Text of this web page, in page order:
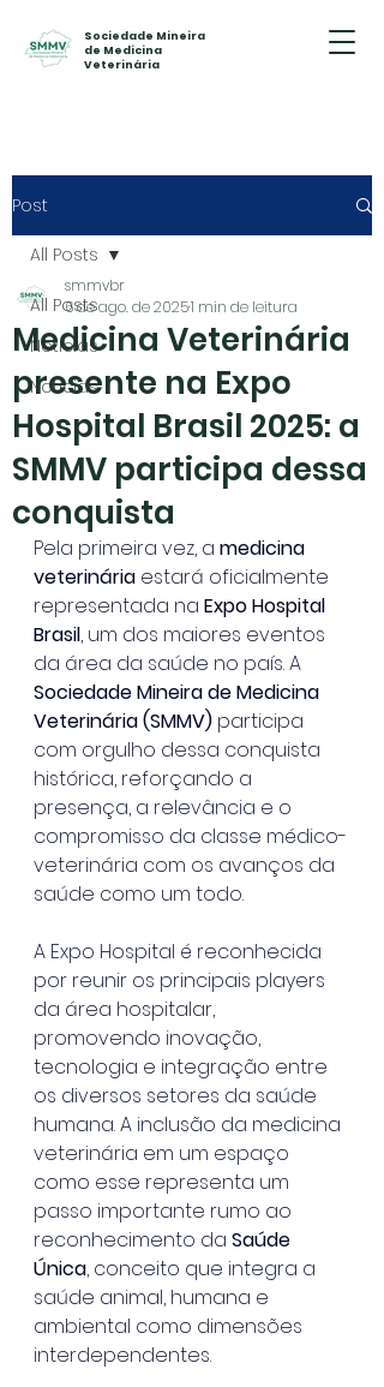
Sociedade Mineira
de Medicina
Veterinária
Post
All Posts
Notícias
Notícias
All Posts
Medicina Veterinária
presente na Expo
Hospital Brasil 2025: a
SMMV participa dessa
conquista
smmvbr
6 de ago. de 20251 min de leitura
Pela primeira vez, a medicina
veterinária estará oficialmente
representada na Expo Hospital
Brasil, um dos maiores eventos
da área da saúde no país. A
Sociedade Mineira de Medicina
Veterinária (SMMV) participa
com orgulho dessa conquista
histórica, reforçando a
presença, a relevância e o
compromisso da classe médico-
veterinária com os avanços da
saúde como um todo.
A Expo Hospital é reconhecida
por reunir os principais players
da área hospitalar,
promovendo inovação,
tecnologia e integração entre
os diversos setores da saúde
humana. A inclusão da medicina
veterinária em um espaço
como esse representa um
passo importante rumo ao
reconhecimento da Saúde
Única, conceito que integra a
saúde animal, humana e
ambiental como dimensões
interdependentes.